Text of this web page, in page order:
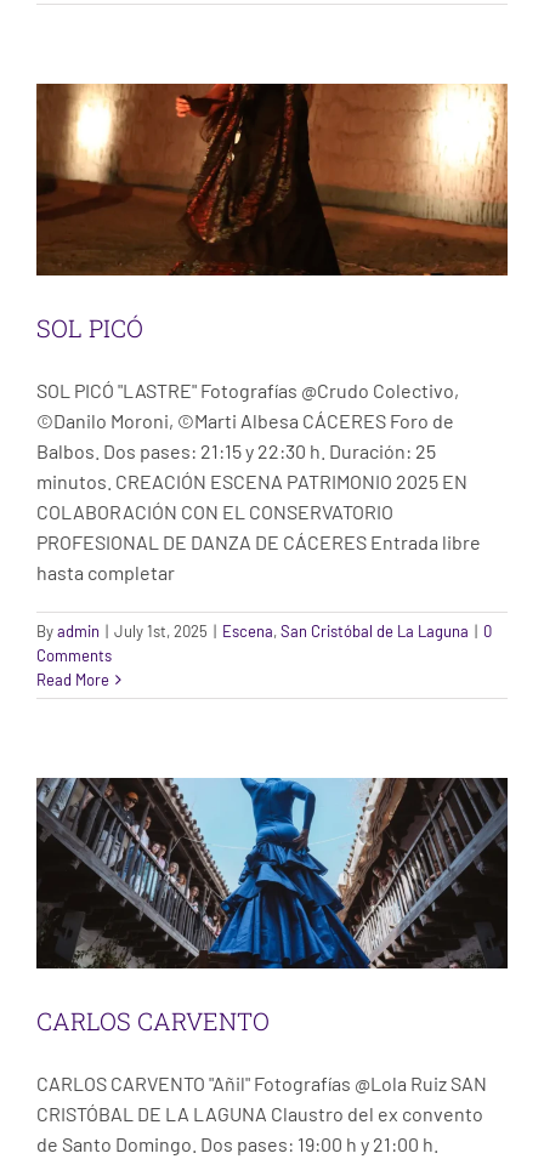
SOL PICÓ
SOL PICÓ "LASTRE" Fotografías @Crudo Colectivo,
©Danilo Moroni, ©Marti Albesa CÁCERES Foro de
Balbos. Dos pases: 21:15 y 22:30 h. Duración: 25
minutos. CREACIÓN ESCENA PATRIMONIO 2025 EN
COLABORACIÓN CON EL CONSERVATORIO
PROFESIONAL DE DANZA DE CÁCERES Entrada libre
hasta completar
Byadmin | July 1st, 2025 | Escena,San Cristóbal de La Laguna | 0
Comments
Read More
CARLOS CARVENTO
CARLOS CARVENTO
CARLOS CARVENTO "Añil" Fotografías @Lola Ruiz SAN
CRISTÓBAL DE LA LAGUNA Claustro del ex convento
de Santo Domingo. Dos pases: 19:00 h y 21:00 h.